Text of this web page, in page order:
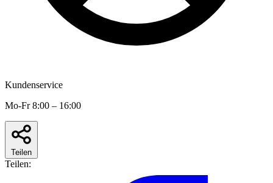
Kundenservice
Mo-Fr 8:00 – 16:00
Teilen
Teilen: